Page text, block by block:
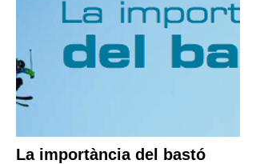
La importància del bastó